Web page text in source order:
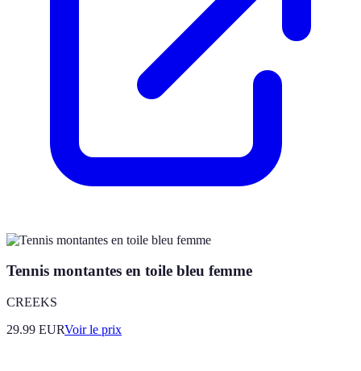
Tennis montantes en toile bleu femme
CREEKS
29.99 EURVoir le prix